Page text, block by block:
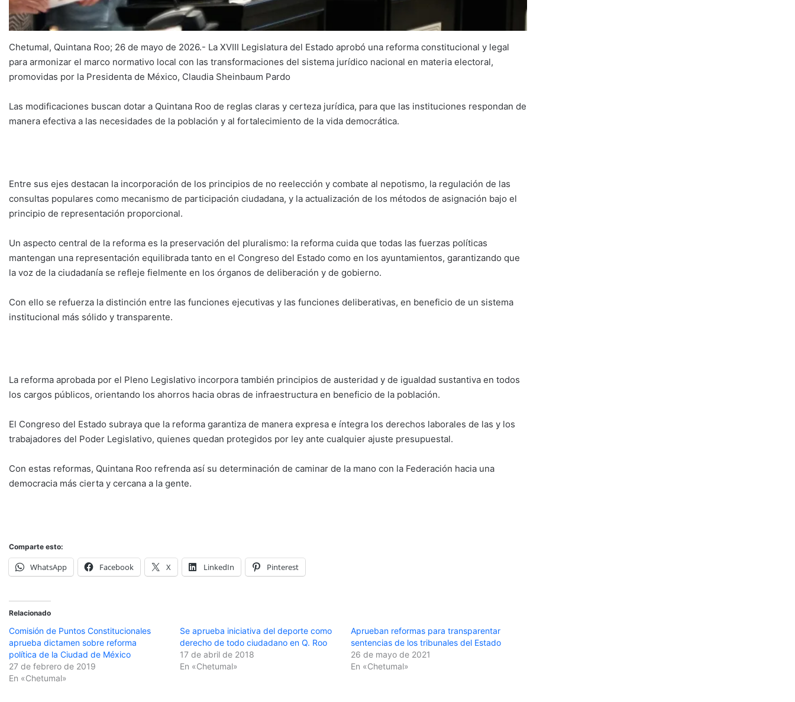
Chetumal, Quintana Roo; 26 de mayo de 2026.- La XVIII Legislatura del Estado aprobó una reforma constitucional y legal
para armonizar el marco normativo local con las transformaciones del sistema jurídico nacional en materia electoral,
promovidas por la Presidenta de México, Claudia Sheinbaum Pardo
Las modificaciones buscan dotar a Quintana Roo de reglas claras y certeza jurídica, para que las instituciones respondan de
manera efectiva a las necesidades de la población y al fortalecimiento de la vida democrática.
Entre sus ejes destacan la incorporación de los principios de no reelección y combate al nepotismo, la regulación de las
consultas populares como mecanismo de participación ciudadana, y la actualización de los métodos de asignación bajo el
principio de representación proporcional.
Un aspecto central de la reforma es la preservación del pluralismo: la reforma cuida que todas las fuerzas políticas
mantengan una representación equilibrada tanto en el Congreso del Estado como en los ayuntamientos, garantizando que
la voz de la ciudadanía se refleje fielmente en los órganos de deliberación y de gobierno.
Con ello se refuerza la distinción entre las funciones ejecutivas y las funciones deliberativas, en beneficio de un sistema
institucional más sólido y transparente.
La reforma aprobada por el Pleno Legislativo incorpora también principios de austeridad y de igualdad sustantiva en todos
los cargos públicos, orientando los ahorros hacia obras de infraestructura en beneficio de la población.
El Congreso del Estado subraya que la reforma garantiza de manera expresa e íntegra los derechos laborales de las y los
trabajadores del Poder Legislativo, quienes quedan protegidos por ley ante cualquier ajuste presupuestal.
Con estas reformas, Quintana Roo refrenda así su determinación de caminar de la mano con la Federación hacia una
democracia más cierta y cercana a la gente.
Comparte esto:
WhatsApp Facebook X LinkedIn Pinterest
Relacionado
Comisión de Puntos Constitucionales
aprueba dictamen sobre reforma
política de la Ciudad de México
27 de febrero de 2019
En «Chetumal»
Se aprueba iniciativa del deporte como
derecho de todo ciudadano en Q. Roo
17 de abril de 2018
En «Chetumal»
Aprueban reformas para transparentar
sentencias de los tribunales del Estado
26 de mayo de 2021
En «Chetumal»